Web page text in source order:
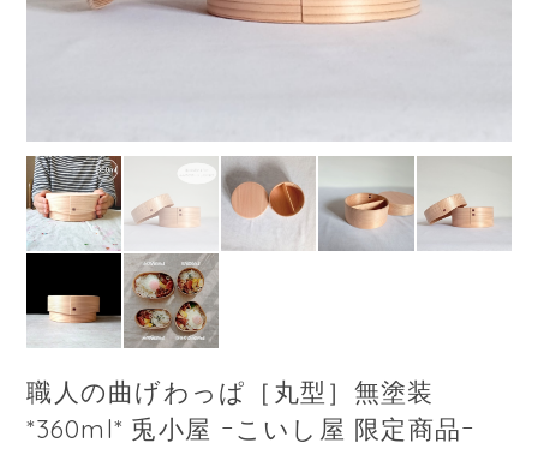
職人の曲げわっぱ［丸型］無塗装
*360ml* 兎小屋 ｰこいし屋 限定商品ｰ